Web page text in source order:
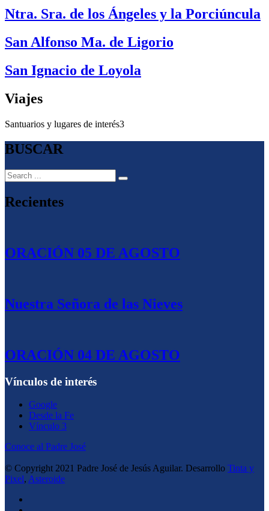
Ntra. Sra. de los Ángeles y la Porciúncula
San Alfonso Ma. de Ligorio
San Ignacio de Loyola
Viajes
Santuarios y lugares de interés3
BUSCAR
Recientes
ORACIÓN 05 DE AGOSTO
Nuestra Señora de las Nieves
ORACIÓN 04 DE AGOSTO
Vínculos de interés
Google
Desde la Fe
Vínculo 3
Conoce al Padre José
© Copyright 2021 Padre José de Jesús Aguilar. Desarrollo Tinta y
Pixel, Asteroide